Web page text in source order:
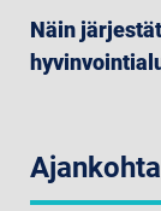
Näin